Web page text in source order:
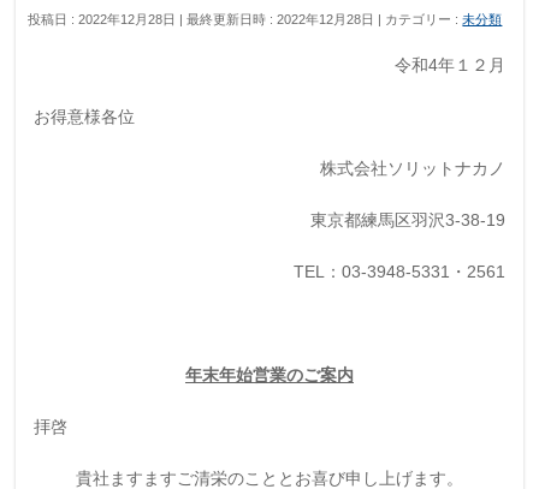
投稿日 : 2022年12月28日 最終更新日時 : 2022年12月28日 カテゴリー :未分類
令和4年１２月
お得意様各位
株式会社ソリットナカノ
東京都練馬区羽沢3-38-19
TEL：03-3948-5331・2561
年末年始営業のご案内
拝啓
貴社ますますご清栄のこととお喜び申し上げます。